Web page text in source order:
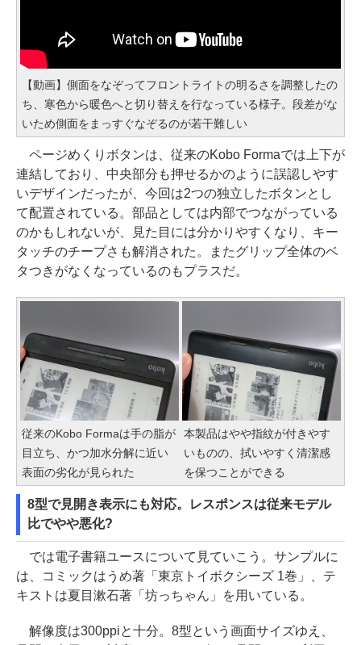
【動画】側面をなぞってフロントライトの明るさを調整したの
ち、寒色から暖色へと切り替えを行なっている様子。段差がな
いため側面をまっすぐなぞるのが若干難しい
ページめくりボタンは、従来のKobo Formaでは上下が
連結しており、中央部分も押せるかのように誤認しやす
いデザインだったが、今回は2つの独立したボタンとし
て配置されている。部品としては内部でつながっている
のかもしれないが、見た目には分かりやすくなり、キー
タッチのチープさも解消された。またグリップ全体のベ
タつきがなくなっているのもプラスだ。
従来のKobo Formaは手の脂が
目立ち、かつ加水分解に近い
表面の劣化が見られた
本製品はやや指紋が付きやす
いものの、拭いやすく清潔感
を保つことができる
8型で見開き表示にも対応。レスポンスは従来モデル
比でやや悪化?
では電子書籍ユースについて見ていこう。サンプルに
は、コミックはうめ著「東京トイボクシーズ 1巻」、テ
キストは夏目漱石著「坊っちゃん」を用いている。
解像度は300ppiと十分。8型という画面サイズゆえ、